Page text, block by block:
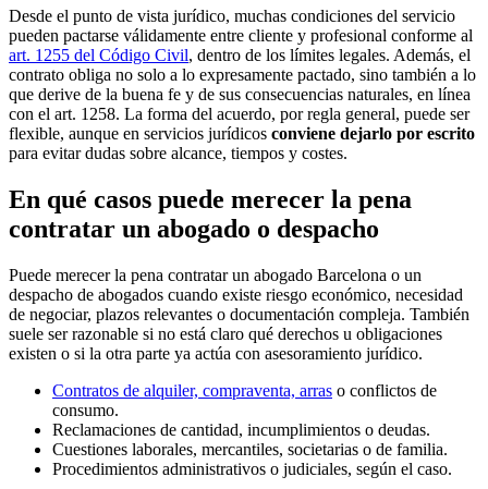
Desde el punto de vista jurídico, muchas condiciones del servicio
pueden pactarse válidamente entre cliente y profesional conforme al
art. 1255 del Código Civil, dentro de los límites legales. Además, el
contrato obliga no solo a lo expresamente pactado, sino también a lo
que derive de la buena fe y de sus consecuencias naturales, en línea
con el art. 1258. La forma del acuerdo, por regla general, puede ser
flexible, aunque en servicios jurídicos conviene dejarlo por escrito
para evitar dudas sobre alcance, tiempos y costes.
En qué casos puede merecer la pena
contratar un abogado o despacho
Puede merecer la pena contratar un abogado Barcelona o un
despacho de abogados cuando existe riesgo económico, necesidad
de negociar, plazos relevantes o documentación compleja. También
suele ser razonable si no está claro qué derechos u obligaciones
existen o si la otra parte ya actúa con asesoramiento jurídico.
Contratos de alquiler, compraventa, arras o conflictos de
consumo.
Reclamaciones de cantidad, incumplimientos o deudas.
Cuestiones laborales, mercantiles, societarias o de familia.
Procedimientos administrativos o judiciales, según el caso.